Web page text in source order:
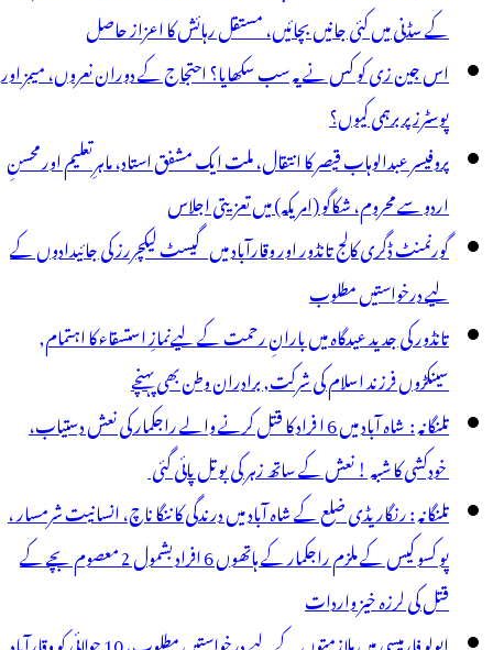
کے سڈنی میں کئی جانیں بچائیں، مستقل رہائش کا اعزاز حاصل
اس جین زی کو کس نے یہ سب سکھایا؟ احتجاج کے دوران نعروں، میمز اور
پوسٹرز پر برہمی کیوں؟
پروفیسر عبدالوہاب قیصر کا انتقال، ملت ایک مشفق استاد، ماہرِتعلیم اور محسنِ
اردو سے محروم، شکاگو (امریکہ) میں تعزیتی اجلاس
گورنمنٹ ڈگری کالج تانڈور اور وقارآباد میں گیسٹ لیکچررز کی جائیدادوں کے
لیے درخواستیں مطلوب
تانڈور کی جدید عیدگاہ میں بارانِ رحمت کے لیےنمازِ استسقاء کا اہتمام,
سینکڑوں فرزند اسلام کی شرکت, برادران وطن بھی پہنچے
تلنگانہ : شاہ آباد میں 6 ا فراد کا قتل کرنے والے راجکمار کی نعش دستیاب،
خودکشی کا شبہ ! نعش کے ساتھ زہر کی بوتل پائی گئی
تلنگانہ : رنگاریڈی ضلع کے شاہ آباد میں درندگی کا ننگا ناچ، انسانیت شرمسار ،
پو کسو کیس کے ملزم راجکمار کے ہاتھوں 6 افراد بشمول 2 معصوم بچے کے
قتل کی لرزہ خیز واردات